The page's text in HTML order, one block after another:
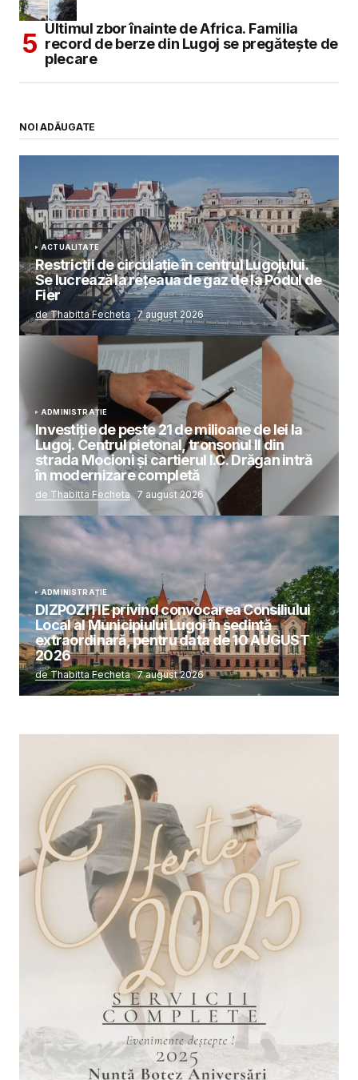
Ultimul zbor înainte de Africa. Familia
record de berze din Lugoj se pregătește de
plecare
NOI ADĂUGATE
ACTUALITATE
Restricții de circulație în centrul Lugojului.
Se lucrează la rețeaua de gaz de la Podul de
Fier
de Thabitta Fecheta 7 august 2026
ADMINISTRAȚIE
Investiție de peste 21 de milioane de lei la
Lugoj. Centrul pietonal, tronsonul II din
strada Mocioni și cartierul I.C. Drăgan intră
în modernizare completă
de Thabitta Fecheta 7 august 2026
ADMINISTRAȚIE
DIZPOZIȚIE privind convocarea Consiliului
Local al Municipiului Lugoj în şedinţă
extraordinară, pentru data de 10 AUGUST
2026
de Thabitta Fecheta 7 august 2026